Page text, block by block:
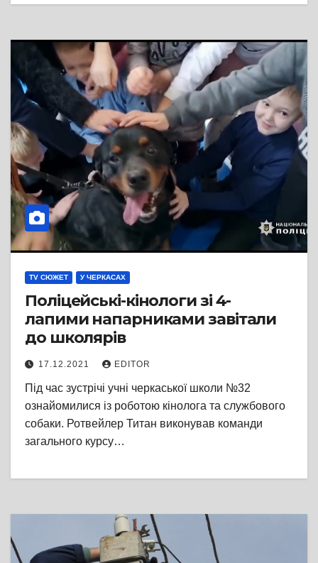
TV СЮЖЕТ У ЧЕРКАСАХ
Поліцейські-кінологи зі 4-
лапими напарниками завітали
до школярів
17.12.2021 EDITOR
Під час зустрічі учні черкаської школи №32
ознайомилися із роботою кінолога та службового
собаки. Ротвейлер Титан виконував команди
загального курсу…